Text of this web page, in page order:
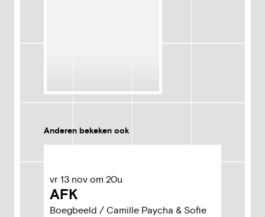
Anderen bekeken ook
vr 13 nov om 20u
AFK
Boegbeeld / Camille Paycha & Sofie